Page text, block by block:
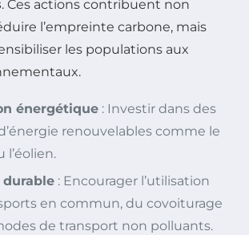
. Ces actions contribuent non
l’empreinte carbone, mais
les populations aux
énergétique : Investir dans des
renouvelables comme le
l’éolien.
: Encourager l’utilisation
en commun, du covoiturage
de transport non polluants.